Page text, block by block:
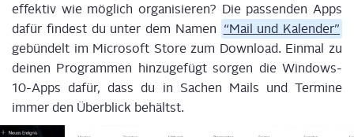
effek­tiv wie mög­lich orga­ni­sie­ren? Die pas­sen­den Apps
dafür fin­dest du unter dem Namen “Mail und Kalen­der”
gebün­delt im Micro­soft Store zum Down­load. Ein­mal zu
dei­nen Pro­gram­men hin­zu­ge­fügt sor­gen die Win­dows-
10-Apps dafür, dass du in Sachen Mails und Ter­mi­ne
immer den Über­blick behältst.